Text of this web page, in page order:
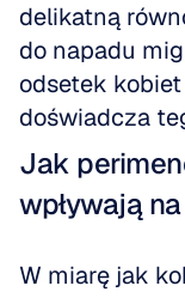
delikatną
do napadu
odsetek
doświadcza
Jak
wpływają
W miarę jak